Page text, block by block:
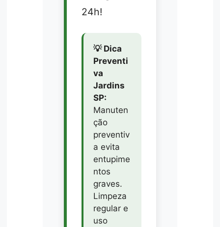
24h!
💡 Dica
Preventi
va
Jardins
SP:
Manuten
ção
preventiv
a evita
entupime
ntos
graves.
Limpeza
regular e
uso